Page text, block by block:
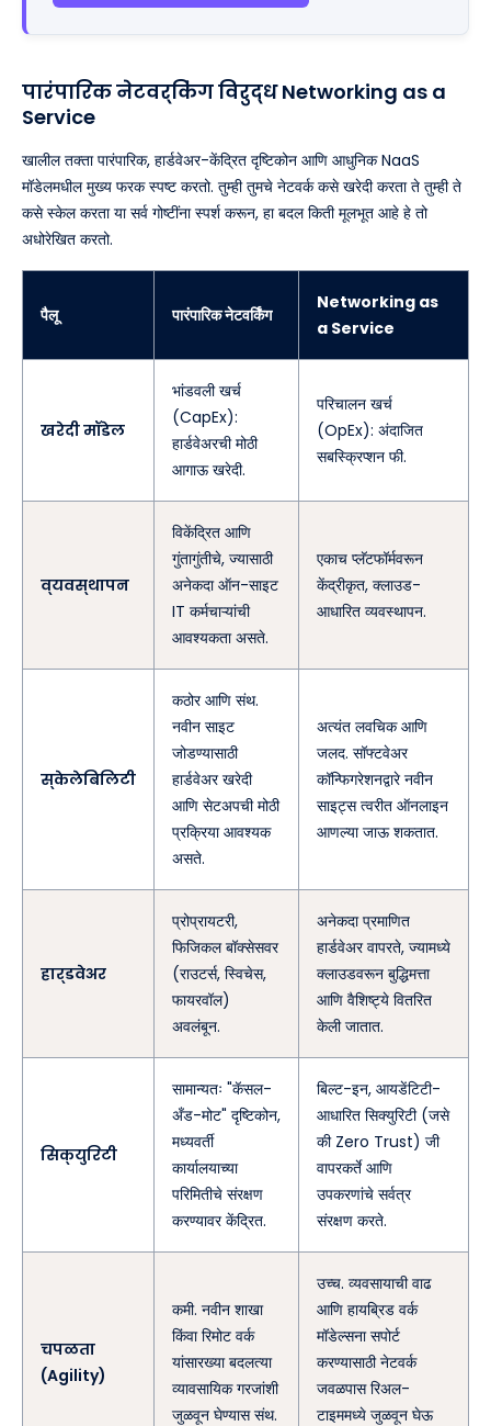
पारंपारिक नेटवर्किंग विरुद्ध Networking as a
Service
खालील तक्ता पारंपारिक, हार्डवेअर-केंद्रित दृष्टिकोन आणि आधुनिक NaaS
मॉडेलमधील मुख्य फरक स्पष्ट करतो. तुम्ही तुमचे नेटवर्क कसे खरेदी करता ते तुम्ही ते
कसे स्केल करता या सर्व गोष्टींना स्पर्श करून, हा बदल किती मूलभूत आहे हे तो
अधोरेखित करतो.
पैलू पारंपारिक नेटवर्किंग
Networking as
a Service
खरेदी मॉडेल
भांडवली खर्च
(CapEx):
हार्डवेअरची मोठी
आगाऊ खरेदी.
परिचालन खर्च
(OpEx): अंदाजित
सबस्क्रिप्शन फी.
व्यवस्थापन
विकेंद्रित आणि
गुंतागुंतीचे, ज्यासाठी
अनेकदा ऑन-साइट
IT कर्मचाऱ्यांची
आवश्यकता असते.
एकाच प्लॅटफॉर्मवरून
केंद्रीकृत, क्लाउड-
आधारित व्यवस्थापन.
स्केलेबिलिटी
कठोर आणि संथ.
नवीन साइट
जोडण्यासाठी
हार्डवेअर खरेदी
आणि सेटअपची मोठी
प्रक्रिया आवश्यक
असते.
अत्यंत लवचिक आणि
जलद. सॉफ्टवेअर
कॉन्फिगरेशनद्वारे नवीन
साइट्स त्वरीत ऑनलाइन
आणल्या जाऊ शकतात.
हार्डवेअर
प्रोप्रायटरी,
फिजिकल बॉक्सेसवर
(राउटर्स, स्विचेस,
फायरवॉल)
अवलंबून.
अनेकदा प्रमाणित
हार्डवेअर वापरते, ज्यामध्ये
क्लाउडवरून बुद्धिमत्ता
आणि वैशिष्ट्ये वितरित
केली जातात.
सिक्युरिटी
सामान्यतः "कॅसल-
अँड-मोट" दृष्टिकोन,
मध्यवर्ती
कार्यालयाच्या
परिमितीचे संरक्षण
करण्यावर केंद्रित.
बिल्ट-इन, आयडेंटिटी-
आधारित सिक्युरिटी (जसे
की Zero Trust) जी
वापरकर्ते आणि
उपकरणांचे सर्वत्र
संरक्षण करते.
चपळता
(Agility)
कमी. नवीन शाखा
किंवा रिमोट वर्क
यांसारख्या बदलत्या
व्यावसायिक गरजांशी
जुळवून घेण्यास संथ.
उच्च. व्यवसायाची वाढ
आणि हायब्रिड वर्क
मॉडेल्सना सपोर्ट
करण्यासाठी नेटवर्क
जवळपास रिअल-
टाइममध्ये जुळवून घेऊ